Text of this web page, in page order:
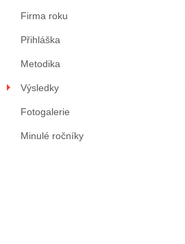
Firma roku
Přihláška
Metodika
Výsledky
Fotogalerie
Minulé ročníky